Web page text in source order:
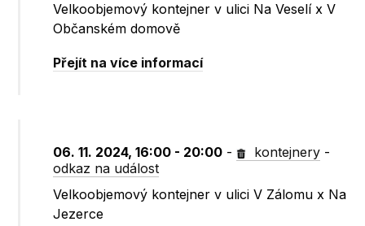
Velkoobjemový kontejner v ulici Na Veselí x V
Občanském domově
Přejít na více informací
06. 11. 2024, 16:00 - 20:00 - kontejnery -
odkaz na událost
Velkoobjemový kontejner v ulici V Zálomu x Na
Jezerce